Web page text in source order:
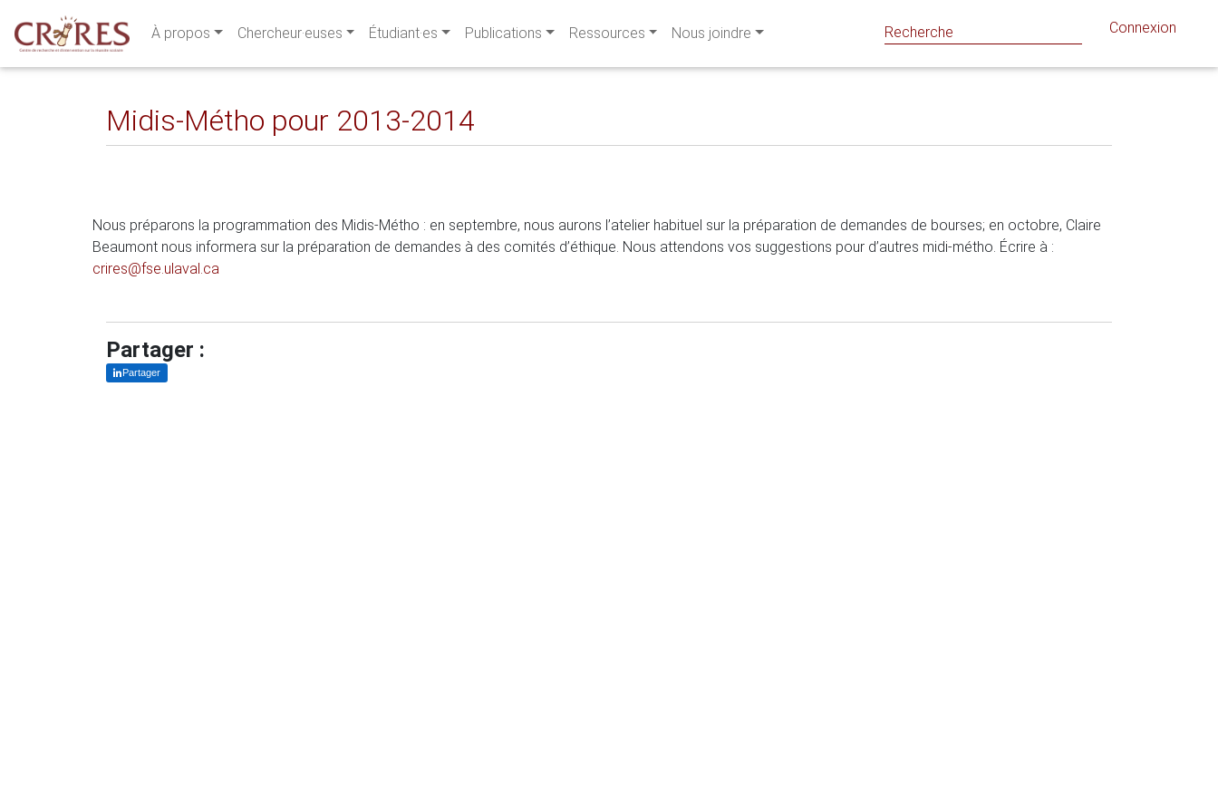
À propos Chercheur·euses Étudiant·es Publications Ressources Nous joindre Connexion
Midis-Métho pour 2013-2014
Nous préparons la programmation des Midis-Métho : en septembre, nous aurons l’atelier habituel sur la préparation de demandes de bourses; en octobre, Claire
Beaumont nous informera sur la préparation de demandes à des comités d’éthique. Nous attendons vos suggestions pour d’autres midi-métho. Écrire à :
crires@fse.ulaval.ca
Partager :
Partager